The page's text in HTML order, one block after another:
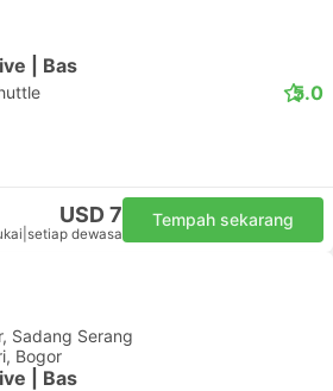
| Bas
5.0
USD 7
setiap dewasa
Tempah sekarang
Sadang Serang
Bogor
| Bas